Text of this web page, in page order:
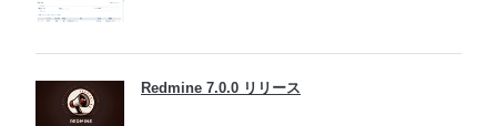
Redmine 7.0.0 リリース